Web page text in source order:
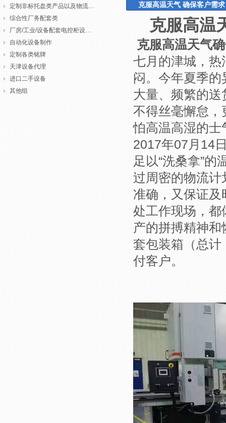
定制非标托盘类产品以及物流包装
综合性厂务配套类
厂房/工业/设备配套电控柜设计制作调试
自动化设备制作
定制各类铭牌
天津设备代理
进口二手设备
其他组
克服高温天气 确保客户需
克服高温
克服高温天气
七月的津城，热
闷。今年夏季
大量、频繁的
不得丝毫懈怠，
怕高温高湿的士
2017年07月14
足以“洗桑拿”
过周密的物流计
准确，又保证
处工作现场，都
产的拼搏精神
套包装箱（总
付客户。